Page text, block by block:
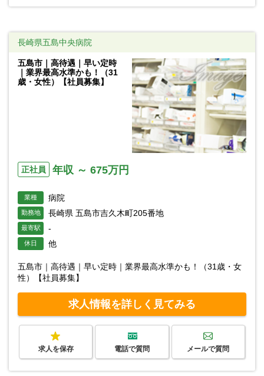
長崎県五島中央病院
五島市｜高待遇｜早い定時
｜業界最高水準かも！（31
歳・女性）【社員募集】
正社員 年収 ～ 675万円
業種 病院
勤務地 長崎県 五島市吉久木町205番地
最寄駅 -
休日 他
五島市｜高待遇｜早い定時｜業界最高水準かも！（31歳・女
性）【社員募集】
求人情報を詳しく見てみる
求人を保存 電話で質問 メールで質問